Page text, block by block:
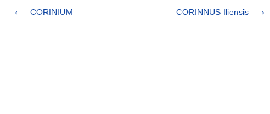
CORINIUM
CORINNUS Iliensis